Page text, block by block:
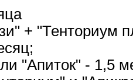
+ "Тенториум
"Апиток" - 1,5